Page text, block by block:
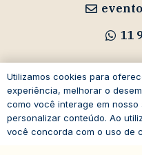
11
Avenida
19º
Utilizamos cookies para
experiência, melhorar o
como você interage em nosso
personalizar conteúdo. Ao
você concorda com o uso de